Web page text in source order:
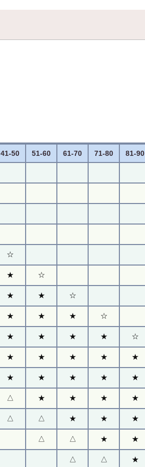
41-50 51-60 61-70 71-80 81-90
☆
★ ☆
★ ★ ☆
★ ★ ★ ☆
★ ★ ★ ★ ☆
★ ★ ★ ★ ★
★ ★ ★ ★ ★
△ ★ ★ ★ ★
△ △ ★ ★ ★
△ △ ★ ★
△ △ ★